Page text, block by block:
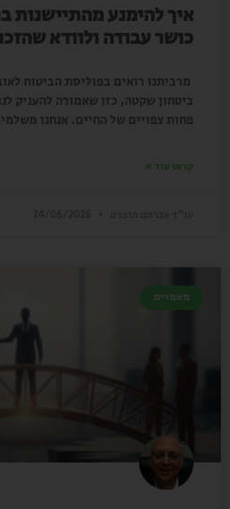
איך להימנע מהתיישנות
כושר עבודה ולוודא
מרביתנו רואים בפוליסת הביטוח
ביטחון שקטה, כזו שאמורה להעניק
פחות צפויים של החיים. אנחנו
קראו עוד »
מאמרים